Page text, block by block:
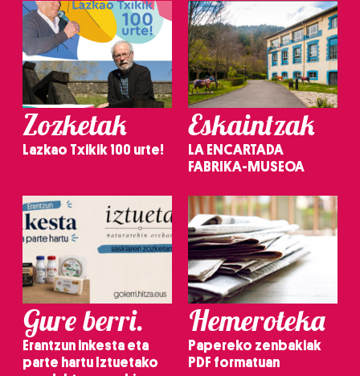
Zozketak
Lazkao Txikik 100 urte!
Eskaintzak
LA ENCARTADA
FABRIKA-MUSEOA
Gure berri.
Erantzun inkesta eta
parte hartu Iztuetako
Hemeroteka
Papereko zenbakiak
PDF formatuan